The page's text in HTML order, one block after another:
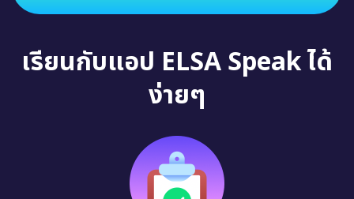
เรียนกับแอป ELSA Speak ได้
ง่ายๆ